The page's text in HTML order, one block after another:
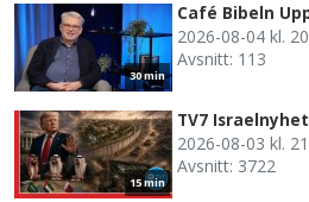
30 min
Café Bibeln
2026-08-04 kl.
Avsnitt: 113
15 min
TV7
2026-08-03 kl.
Avsnitt: 3722